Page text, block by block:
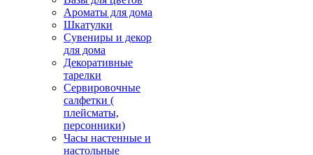
Ароматы для дома
Шкатулки
Сувениры и декор
для дома
Декоративные
тарелки
Сервировочные
салфетки (
плейсматы,
персонники)
Часы настенные и
настольные